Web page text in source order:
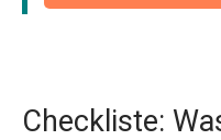
Checkliste: